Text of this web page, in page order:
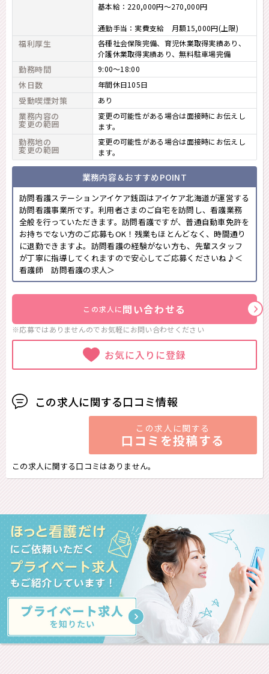
基本給：220,000円～270,000円
通勤手当：実費支給 月額15,000円(上限)
福利厚生
各種社会保険完備、育児休業取得実績あり、
介護休業取得実績あり、無料駐車場完備
勤務時間 9:00～18:00
休日数 年間休日105日
受動喫煙対策 あり
業務内容の
変更の範囲
変更の可能性がある場合は面接時にお伝えし
ます。
勤務地の
変更の範囲
変更の可能性がある場合は面接時にお伝えし
ます。
業務内容＆おすすめPOINT
訪問看護ステーションアイケア銭函はアイケア北海道が運営する
訪問看護事業所です。利用者さまのご自宅を訪問し、看護業務
全般を行っていただきます。訪問看護ですが、普通自動車免許を
お持ちでない方のご応募もOK！残業もほとんどなく、時間通り
に退勤できますよ。訪問看護の経験がない方も、先輩スタッフ
が丁寧に指導してくれますので安心してご応募くださいね♪＜
看護師 訪問看護の求人＞
この求人に問い合わせる
※応募ではありませんのでお気軽にお問い合わせください
お気に入りに登録
この求人に関する口コミ情報
この求人に関する
口コミを投稿する
この求人に関する口コミはありません。